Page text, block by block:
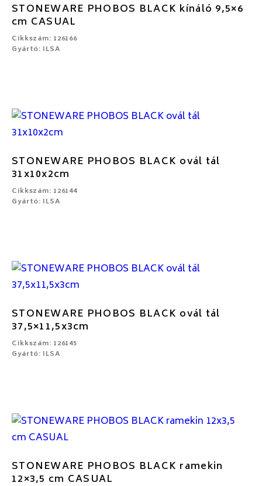
STONEWARE PHOBOS BLACK kínáló 9,5×6
cm CASUAL
Cikkszám: 126166
Gyártó: ILSA
STONEWARE PHOBOS BLACK ovál tál
31x10x2cm
Cikkszám: 126144
Gyártó: ILSA
STONEWARE PHOBOS BLACK ovál tál
37,5×11,5x3cm
Cikkszám: 126145
Gyártó: ILSA
STONEWARE PHOBOS BLACK ramekin
12×3,5 cm CASUAL